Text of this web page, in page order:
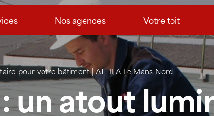
Nos agences Votre toit
pour votre bâtiment | ATTILA Le Mans Nord
un atout